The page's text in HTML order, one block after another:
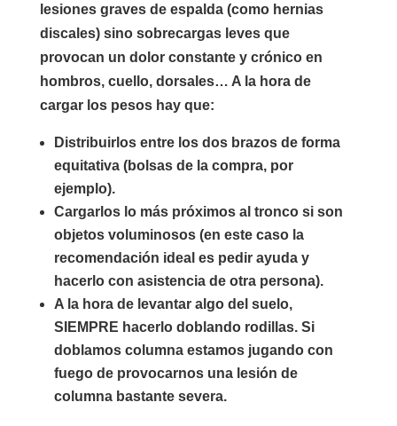
lesiones graves de espalda (como hernias
discales) sino sobrecargas leves que
provocan un dolor constante y crónico en
hombros, cuello, dorsales… A la hora de
cargar los pesos hay que:
Distribuirlos entre los dos brazos de forma
equitativa (bolsas de la compra, por
ejemplo).
Cargarlos lo más próximos al tronco si son
objetos voluminosos (en este caso la
recomendación ideal es pedir ayuda y
hacerlo con asistencia de otra persona).
A la hora de levantar algo del suelo,
SIEMPRE hacerlo doblando rodillas. Si
doblamos columna estamos jugando con
fuego de provocarnos una lesión de
columna bastante severa.